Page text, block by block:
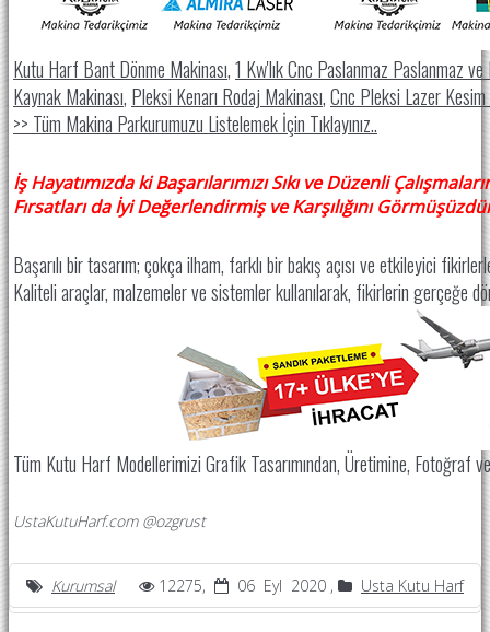
Kutu Harf Bant Dönme Makinası,1 Kw'lık Cnc Paslanmaz Paslanmaz
Kaynak Makinası, Pleksi Kenarı Rodaj Makinası,Cnc Pleksi Lazer Kesim
>> Tüm Makina Parkurumuzu Listelemek İçin Tıklayınız..
İş Hayatımızda ki Başarılarımızı Sıkı ve Düzenli
Fırsatları da İyi Değerlendirmiş ve Karşılığını
Başarılı bir tasarım; çokça ilham, farklı bir bakış açısı ve etkileyici
Kaliteli araçlar, malzemeler ve sistemler kullanılarak, fikirlerin gerçeğe
Tüm Kutu Harf Modellerimizi Grafik Tasarımından, Üretimine, Fotoğraf
UstaKutuHarf.com @ozgrust
Kurumsal 12275, 06 Eyl 2020 , Usta Kutu Harf